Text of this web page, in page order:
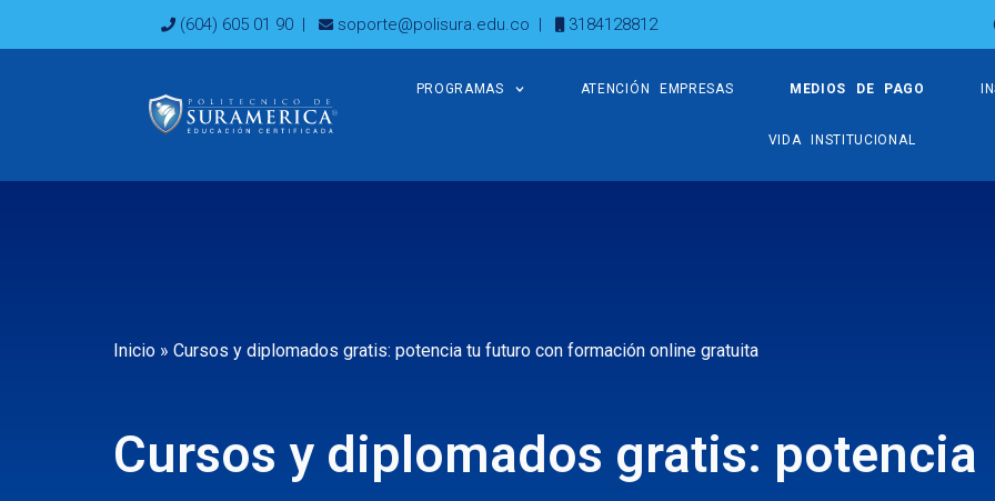
(604) 605 01 90 | soporte@polisura.edu.co | 3184128812
PROGRAMAS ATENCIÓN EMPRESAS MEDIOS DE PAGO
VIDA INSTITUCIONAL
Inicio » Cursos y diplomados gratis: potencia tu futuro con formación online gratuita
Cursos y diplomados gratis: potencia